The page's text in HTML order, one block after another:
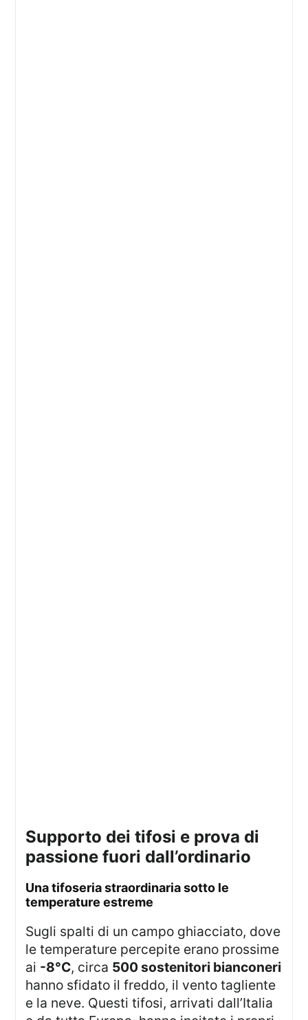
supporto dei tifosi e prova di
passione fuori dall’ordinario
una tifoseria straordinaria sotto le
temperature estreme
Sugli spalti di un campo ghiacciato, dove
le temperature percepite erano prossime
ai -8°C, circa 500 sostenitori bianconeri
hanno sfidato il freddo, il vento tagliente
e la neve. Questi tifosi, arrivati dall’Italia